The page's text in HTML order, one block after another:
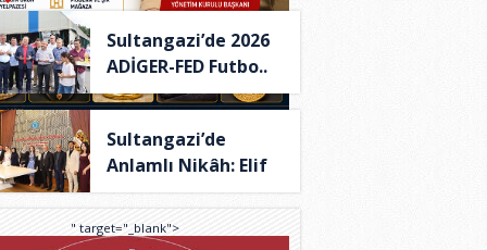
Sultangazi’de 2026
ADİGER-FED Futbo..
Sultangazi’de
Anlamlı Nikâh: Elif
S..
" target="_blank">